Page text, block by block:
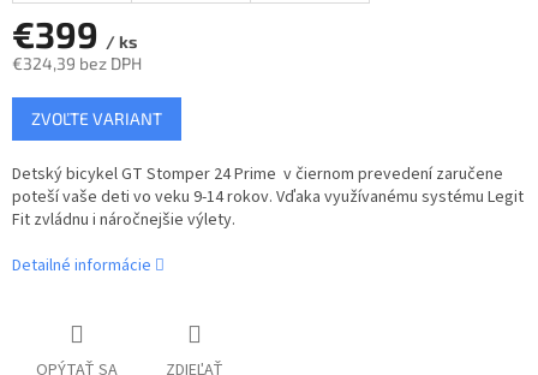
€399 / ks
€324,39 bez DPH
Jednotková
cena:
ZVOĽTE VARIANT
Detský bicykel GT Stomper 24 Prime v čiernom prevedení zaručene
poteší vaše deti vo veku 9-14 rokov. Vďaka využívanému systému Legit
Fit zvládnu i náročnejšie výlety.
Detailné informácie